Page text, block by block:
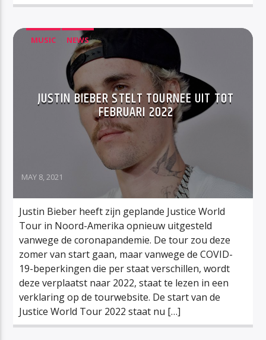
MUSIC NEWS
JUSTIN BIEBER STELT TOURNEE UIT TOT
FEBRUARI 2022
MAY 8, 2021
Justin Bieber heeft zijn geplande Justice World
Tour in Noord-Amerika opnieuw uitgesteld
vanwege de coronapandemie. De tour zou deze
zomer van start gaan, maar vanwege de COVID-
19-beperkingen die per staat verschillen, wordt
deze verplaatst naar 2022, staat te lezen in een
verklaring op de tourwebsite. De start van de
Justice World Tour 2022 staat nu […]